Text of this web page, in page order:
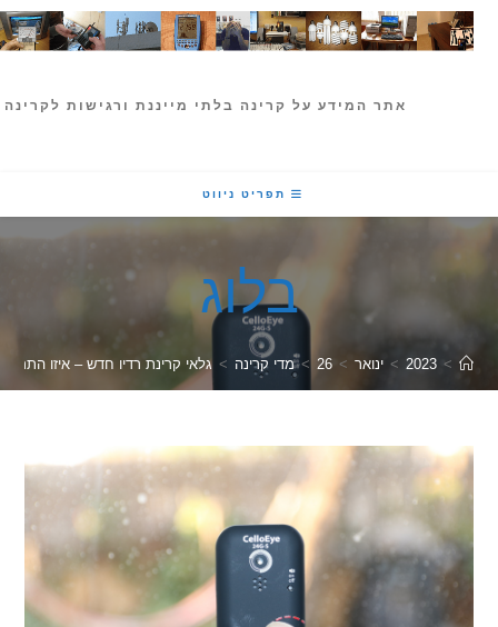
אתר המידע על קרינה בלתי מייננת ורגישות לקרינה
תפריט ניווט
בלוג
2023
> ינואר >
26
> מדי קרינה > גלאי קרינת רדיו חדש – איזו התרגשות!